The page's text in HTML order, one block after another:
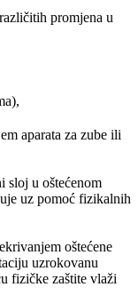
promjena u
aparata za zube ili
sloj u oštećenom
uz pomoć fizikalnih
oštećene
uzrokovanu
fizičke zaštite vlaži